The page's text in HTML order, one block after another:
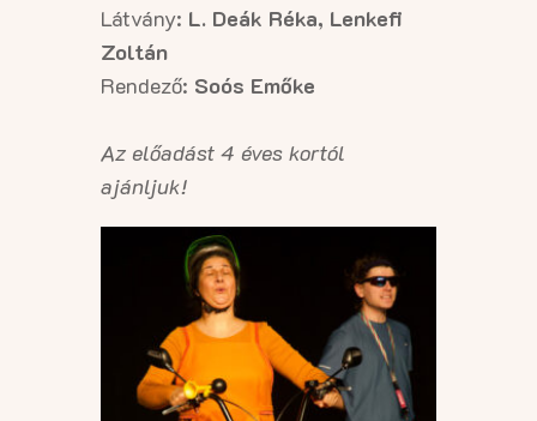
Látvány: L. Deák Réka, Lenkefi
Zoltán
Rendező: Soós Emőke
Az előadást 4 éves kortól
ajánljuk!